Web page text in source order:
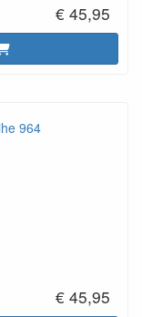
€ 45,95
€ 45,95